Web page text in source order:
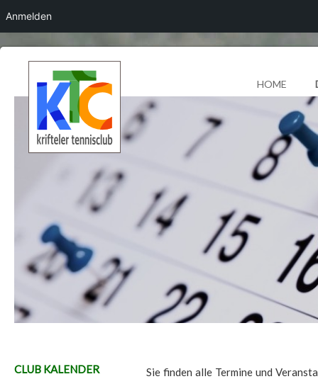
HOME
CLUB KALENDER
Sie finden alle Termine und
Anmelden